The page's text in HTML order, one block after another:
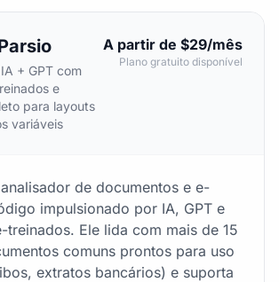
+ GPT com
e
para layouts
variáveis
A partir de $29/mês
Plano gratuito disponível
de documentos e e-
impulsionado por IA, GPT e
treinados. Ele lida com mais de 15
comuns prontos para uso
extratos bancários) e suporta